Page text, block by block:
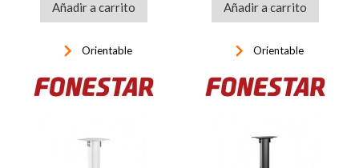
Añadir a carrito
keyboard_arrow_right Orientable
Añadir a carrito
keyboard_arrow_right Orientable